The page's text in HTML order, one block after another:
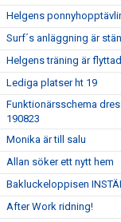
Helgens
Surf´s anläggning är
Helgens träning är
Lediga platser ht 19
Funktionärsschema
190823
Monika är till salu
Allan söker ett nytt hem
Bakluckeloppisen
After Work ridning!